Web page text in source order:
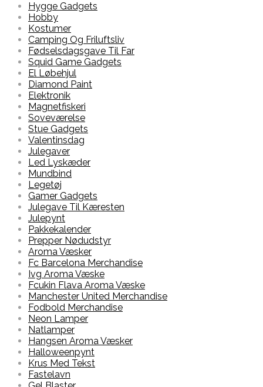
Hygge Gadgets
Hobby
Kostumer
Camping Og Friluftsliv
Fødselsdagsgave Til Far
Squid Game Gadgets
El Løbehjul
Diamond Paint
Elektronik
Magnetfiskeri
Soveværelse
Stue Gadgets
Valentinsdag
Julegaver
Led Lyskæder
Mundbind
Legetøj
Gamer Gadgets
Julegave Til Kæresten
Julepynt
Pakkekalender
Prepper Nødudstyr
Aroma Væsker
Fc Barcelona Merchandise
Ivg Aroma Væske
Fcukin Flava Aroma Væske
Manchester United Merchandise
Fodbold Merchandise
Neon Lamper
Natlamper
Hangsen Aroma Væsker
Halloweenpynt
Krus Med Tekst
Fastelavn